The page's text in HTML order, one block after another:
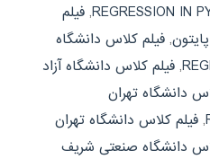
, فیلم
, فیلم کلاس دانشگاه
, فیلم کلاس دانشگاه آزاد
دانشگاه تهران
, فیلم کلاس دانشگاه تهران
دانشگاه صنعتی شریف